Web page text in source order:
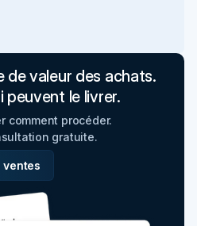
de valeur des achats.
peuvent le livrer.
comment procéder.
gratuite.
ventes